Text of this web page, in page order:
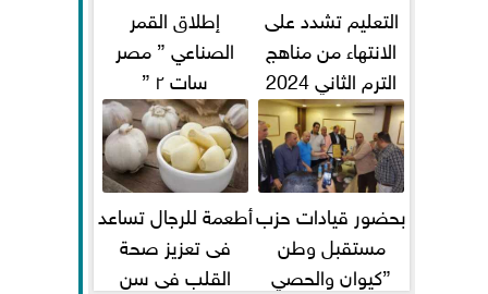
التعليم تشدد على
الانتهاء من مناهج
الترم الثاني 2024
قبل الامتحانات
إطلاق القمر
الصناعي ” مصر
سات ٢ ”
بحضور قيادات حزب
مستقبل وطن
”كيوان والحصي
أطعمة للرجال تساعد
فى تعزيز صحة
القلب فى سن